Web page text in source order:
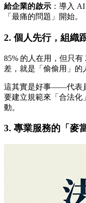
給企業的啟示 ：導入
「最痛的問題」開始。
2. 個人先行，組織
85% 的人在用，但只有
差，就是「偷偷用」的
這其實是好事——代表
要建立規範來「合法化
動。
3. 專業服務的「麥